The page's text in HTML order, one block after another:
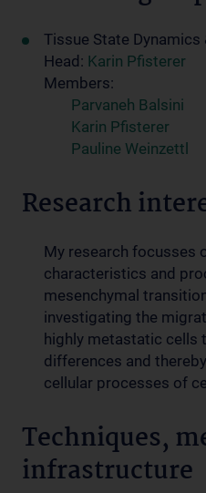
Tissue State Dynamics
Head: Karin Pfisterer
Members:
Parvaneh Balsini
Karin Pfisterer
Pauline Weinzettl
Research
My research focusses
characteristics and
mesenchymal
investigating the
highly metastatic cells
differences and
cellular processes of
Techniques,
infrastructure